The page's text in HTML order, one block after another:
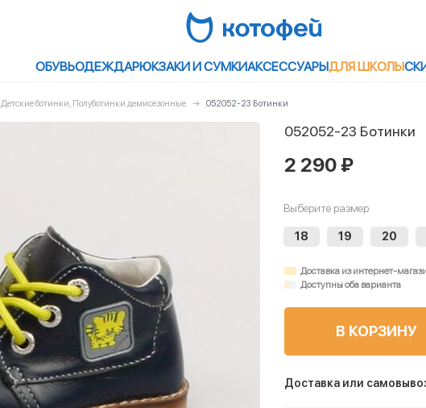
ОБУВЬОДЕЖДАРЮКЗАКИ И СУМКИАКСЕССУАРЫДЛЯ ШКОЛЫ
Детские ботинки, Полуботинки демисезонные 052052-23 Ботинки
052052-23 Ботинки
2 290 ₽
Выберите размер
18 19 20
Доставка из интернет-
Доступны оба варианта
В КОРЗИНУ
Доставка или